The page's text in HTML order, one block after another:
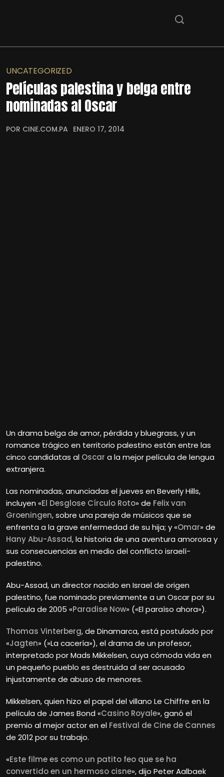
UNCATEGORIZED
Películas palestina y belga entre
nominadas al Oscar
POR CINE.COM.PA ENERO 17, 2014
Un drama belga de amor, pérdida y bluegrass, y un
romance trágico en territorio palestino están entre las
cinco candidatas al Oscar a la mejor película de lengua
extranjera.
Las nominadas, anunciadas el jueves en Beverly Hills,
incluyen «El Desglose Círculo Roto» de Felix van
Groeningen, sobre una pareja de músicos que se
enfrenta a la grave enfermedad de su hija; y «Omar» de
Hany Abu-Assad, la historia de una aventura amorosa y
sus consecuencias en medio del conflicto israelí-
palestino.
Abu-Assad, un director nacido en Israel de origen
palestino, fue nominado previamente a un Oscar por su
película de 2005 «Paradise Now» («El paraíso ahora»).
Thomas Vinterberg, de Dinamarca, está postulado por
«Jagten» (»La cacería»), el drama de un profesor,
interpretado por Mads Mikkelsen, cuya cómoda vida en
un pequeño pueblo es destruida al ser acusado
injustamente de abuso de menores.
Mikkelsen, quien hizo el papel del villano Le Chiffre en la
película de James Bond «Casino Royale», ganó el
premio al mejor actor en el Festival de Cine de Cannes
de 2012 por su trabajo.
«Este filme es como un patito feo que se ha
convertido en un hermoso cisne», dijo Peter Aalbaek